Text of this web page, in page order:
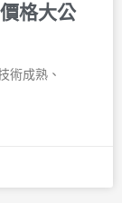
格大公
術成熟、